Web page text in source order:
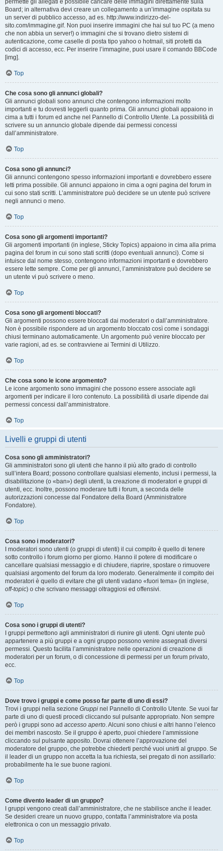
permette gli allegati è possibile caricare delle immagini direttamente sulla
Board; in alternativa devi creare un collegamento a un’immagine ospitata su
un server di pubblico accesso, ad es. http://www.indirizzo-del-
sito.com/immagine.gif. Non puoi inserire immagini che hai sul tuo PC (a meno
che non abbia un server!) o immagini che si trovano dietro sistemi di
autenticazione, come caselle di posta tipo yahoo o hotmail, siti protetti da
codici di accesso, ecc. Per inserire l’immagine, puoi usare il comando BBCode
[img].
Top
Che cosa sono gli annunci globali?
Gli annunci globali sono annunci che contengono informazioni molto
importanti e tu dovresti leggerli quanto prima. Gli annunci globali appaiono in
cima a tutti i forum ed anche nel Pannello di Controllo Utente. La possibilità di
scrivere su un annuncio globale dipende dai permessi concessi
dall’amministratore.
Top
Cosa sono gli annunci?
Gli annunci contengono spesso informazioni importanti e dovrebbero essere
letti prima possibile. Gli annunci appaiono in cima a ogni pagina del forum in
cui sono stati scritti. L’amministratore può decidere se un utente può scrivere
negli annunci o meno.
Top
Cosa sono gli argomenti importanti?
Gli argomenti importanti (in inglese, Sticky Topics) appaiono in cima alla prima
pagina del forum in cui sono stati scritti (dopo eventuali annunci). Come si
intuisce dal nome stesso, contengono informazioni importanti e dovrebbero
essere lette sempre. Come per gli annunci, l’amministratore può decidere se
un utente vi può scrivere o meno.
Top
Cosa sono gli argomenti bloccati?
Gli argomenti possono essere bloccati dai moderatori o dall’amministratore.
Non è possibile rispondere ad un argomento bloccato così come i sondaggi
chiusi terminano automaticamente. Un argomento può venire bloccato per
varie ragioni, ad es. se contravviene ai Termini di Utilizzo.
Top
Che cosa sono le icone argomento?
Le icone argomento sono immagini che possono essere associate agli
argomenti per indicare il loro contenuto. La possibilità di usarle dipende dai
permessi concessi dall’amministratore.
Top
Livelli e gruppi di utenti
Cosa sono gli amministratori?
Gli amministratori sono gli utenti che hanno il più alto grado di controllo
sull’intera Board; possono controllare qualsiasi elemento, inclusi i permessi, la
disabilitazione (o «ban») degli utenti, la creazione di moderatori e gruppi di
utenti, ecc. Inoltre, possono moderare tutti i forum, a seconda delle
autorizzazioni concesse dal Fondatore della Board (Amministratore
Fondatore).
Top
Cosa sono i moderatori?
I moderatori sono utenti (o gruppi di utenti) il cui compito è quello di tenere
sotto controllo i forum giorno per giorno. Hanno il potere di modificare o
cancellare qualsiasi messaggio e di chiudere, riaprire, spostare o rimuovere
qualsiasi argomento del forum da loro moderato. Generalmente il compito dei
moderatori è quello di evitare che gli utenti vadano «fuori tema» (in inglese,
off-topic) o che scrivano messaggi oltraggiosi ed offensivi.
Top
Cosa sono i gruppi di utenti?
I gruppi permettono agli amministratori di riunire gli utenti. Ogni utente può
appartenere a più gruppi e a ogni gruppo possono venire assegnati diversi
permessi. Questo facilita l’amministratore nelle operazioni di creazione di
moderatori per un forum, o di concessione di permessi per un forum privato,
ecc.
Top
Dove trovo i gruppi e come posso far parte di uno di essi?
Trovi i gruppi nella sezione Gruppi nel Pannello di Controllo Utente. Se vuoi far
parte di uno di questi procedi cliccando sul pulsante appropriato. Non sempre
però i gruppi sono ad accesso aperto. Alcuni sono chiusi e altri hanno l’elenco
dei membri nascosto. Se il gruppo è aperto, puoi chiedere l’ammissione
cliccando sul pulsante apposito. Dovrai ottenere l’approvazione del
moderatore del gruppo, che potrebbe chiederti perché vuoi unirti al gruppo. Se
il leader di un gruppo non accetta la tua richiesta, sei pregato di non assillarlo:
probabilmente ha le sue buone ragioni.
Top
Come divento leader di un gruppo?
I gruppi vengono creati dall’amministratore, che ne stabilisce anche il leader.
Se desideri creare un nuovo gruppo, contatta l’amministratore via posta
elettronica o con un messaggio privato.
Top